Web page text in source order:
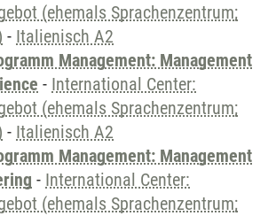
(ehemals Sprachenzentrum;
- Italienisch A2
Management: Management
- International Center:
(ehemals Sprachenzentrum;
- Italienisch A2
Management: Management
- International Center:
(ehemals Sprachenzentrum;